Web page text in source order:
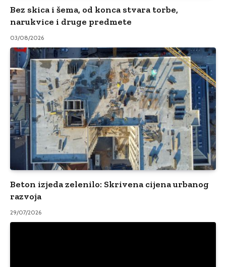
Bez skica i šema, od konca stvara torbe,
narukvice i druge predmete
03/08/2026
Beton izjeda zelenilo: Skrivena cijena urbanog
razvoja
29/07/2026